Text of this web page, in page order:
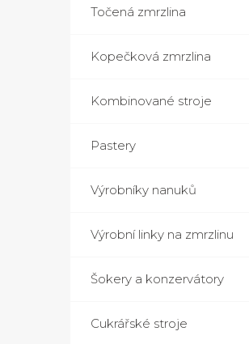
Točená zmrzlina
Kopečková zmrzlina
Kombinované stroje
Pastery
Výrobníky nanuků
Výrobní linky na zmrzlinu
Šokery a konzervátory
Cukrářské stroje